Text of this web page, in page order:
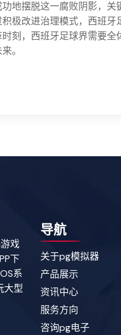
地摆脱这一腐败阴影，
极改进治理模式，西班
刻，西班牙足球界需要
。
戏
下
系
大型
导航
关于pg模拟器
产品展示
资讯中心
服务方向
咨询pg电子